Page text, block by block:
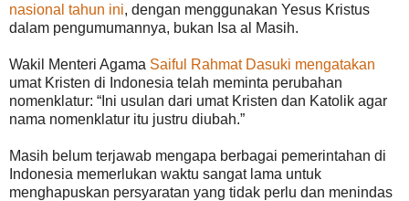
nasional tahun ini, dengan menggunakan Yesus Kristus
dalam pengumumannya, bukan Isa al Masih.
Wakil Menteri Agama Saiful Rahmat Dasuki mengatakan
umat Kristen di Indonesia telah meminta perubahan
nomenklatur: “Ini usulan dari umat Kristen dan Katolik agar
nama nomenklatur itu justru diubah.”
Masih belum terjawab mengapa berbagai pemerintahan di
Indonesia memerlukan waktu sangat lama untuk
menghapuskan persyaratan yang tidak perlu dan menindas